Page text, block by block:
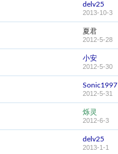
delv25
2013-10-3
夏君
2012-5-28
小安
2012-5-30
Sonic1997
2012-5-31
烁灵
2012-6-3
delv25
2013-1-1